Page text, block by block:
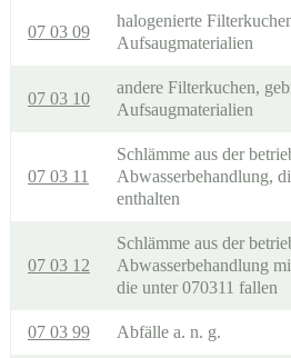
07 03 09
halogenierte
Aufsaugmaterialien
07 03 10
andere Filterkuchen,
Aufsaugmaterialien
07 03 11
Schlämme aus der
Abwasserbehandlung,
enthalten
07 03 12
Schlämme aus der
Abwasserbehandlung
die unter 070311 fallen
07 03 99 Abfälle a. n. g.